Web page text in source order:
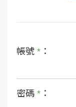
帳號 * ：
密碼 * ：